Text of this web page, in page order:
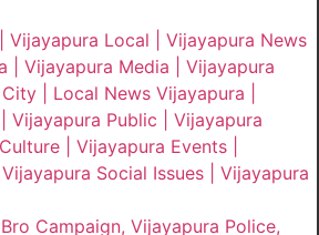
Vijayapura Local | Vijayapura News
| Vijayapura Media | Vijayapura
| Local News Vijayapura |
Vijayapura Public | Vijayapura
| Vijayapura Events |
Social Issues | Vijayapura
Campaign, Vijayapura Police,